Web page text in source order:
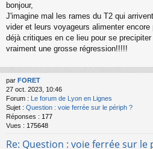
bonjour,
J'imagine mal les rames du T2 qui
vider et leurs voyageurs alimenter
déjà critiques en ce lieu pour se
vraiment une grosse régression!!!!!
par FORET
27 oct. 2023, 10:46
Forum :
Le forum de Lyon en Lignes
Sujet : Question : voie ferrée sur le périph ?
Réponses : 177
Vues : 175648
Re: Question : voie ferrée sur le